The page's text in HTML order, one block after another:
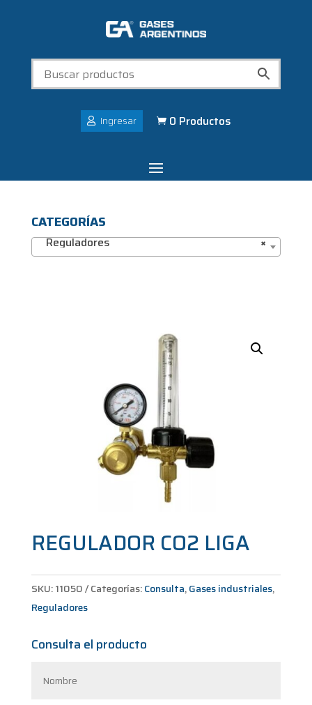
Ingresar  0 Productos
CATEGORÍAS
×
Reguladores
REGULADOR CO2 LIGA
SKU:11050 Categorías:Consulta,Gases industriales,
Reguladores
Consulta el producto